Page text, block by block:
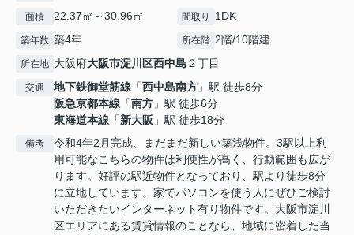
面積 22.37㎡～30.96㎡ 間取り 1DK
築年数 築4年 所在階 2階/10階建
所在地 大阪府大阪市淀川区西中島 ２丁目
交通 地下鉄御堂筋線 「西中島南方 」駅 徒歩8分
阪急京都本線 「南方 」駅 徒歩6分
東海道本線 「新大阪 」駅 徒歩18分
備考
令和4年2月完成、まだまだ新しい築浅物件。3駅以上利
用可能なこちらの物件は利便性が高く、行動範囲も広が
ります。好評の駅近物件となっており、駅より徒歩8分
に立地しています。家でパソコンを使う人にぜひご検討
いただきたいインターネット有り物件です。大阪市淀川
区エリアにある賃貸情報のことなら、地域に密着した当